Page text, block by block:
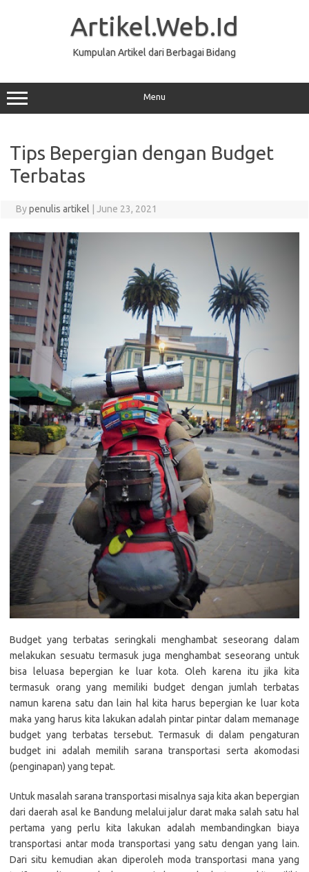
Artikel.Web.Id
Kumpulan Artikel dari Berbagai Bidang
Menu
Tips Bepergian dengan Budget
Terbatas
Bypenulis artikel June 23, 2021
Budget yang terbatas seringkali menghambat seseorang dalam
melakukan sesuatu termasuk juga menghambat seseorang untuk
bisa leluasa bepergian ke luar kota. Oleh karena itu jika kita
termasuk orang yang memiliki budget dengan jumlah terbatas
namun karena satu dan lain hal kita harus bepergian ke luar kota
maka yang harus kita lakukan adalah pintar pintar dalam memanage
budget yang terbatas tersebut. Termasuk di dalam pengaturan
budget ini adalah memilih sarana transportasi serta akomodasi
(penginapan) yang tepat.
Untuk masalah sarana transportasi misalnya saja kita akan bepergian
dari daerah asal ke Bandung melalui jalur darat maka salah satu hal
pertama yang perlu kita lakukan adalah membandingkan biaya
transportasi antar moda transportasi yang satu dengan yang lain.
Dari situ kemudian akan diperoleh moda transportasi mana yang